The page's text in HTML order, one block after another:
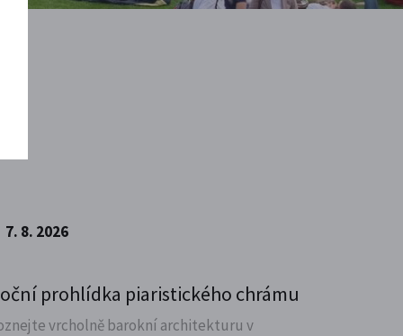
7. 8. 2026
prohlídka piaristického chrámu
vrcholně barokní architekturu v